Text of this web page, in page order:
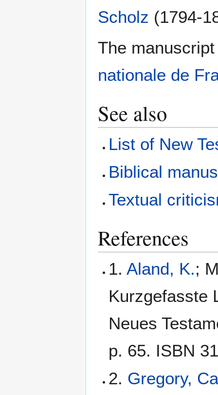
Scholz (1794-
The
nationale de
See also
List of New
Biblical
Textual
References
1. Aland, K.;
Kurzgefasste
Neues
p. 65. ISBN
2. Gregory,